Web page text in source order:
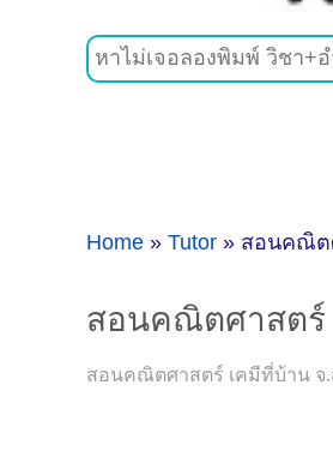
Home » Tutor » สอนคณิตศาสตร์ เคมีโโดยครูเอ็ม (
สอนคณิตศาสตร์
สอนคณิตศาสตร์ เคมีที่บ้าน จ.